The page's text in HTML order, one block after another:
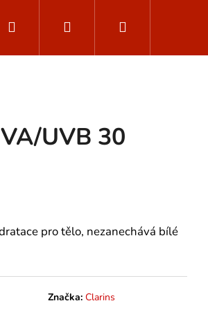
Muži - ClarinsMen
Hledat PřihlášeníNákupní
UVB 30
pro tělo, nezanechává bílé
Značka: Clarins